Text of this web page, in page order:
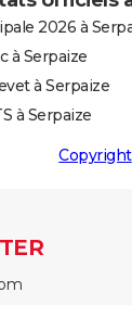
2026 à
à Serpaize
à Serpaize
à Serpaize
Copyright